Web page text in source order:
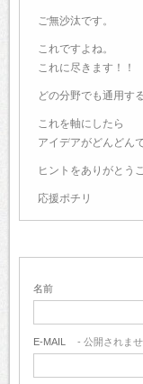
ご無沙汰です。
これですよね。
これに尽きます！！
どの分野でも通用す
これを軸にしたら
アイデアがどんどん
ヒントをありがとう
応援ポチリ
名前
E-MAIL - 公開されま